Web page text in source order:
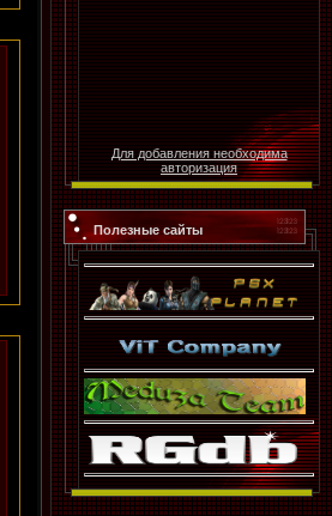
Для добавления необходима
авторизация
Полезные сайты